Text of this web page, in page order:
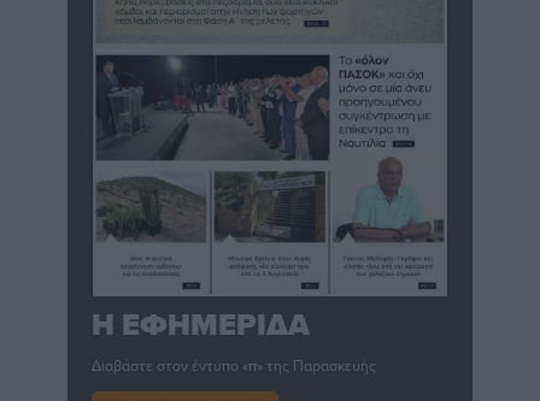
Η ΕΦΗΜΕΡΙΔΑ
Διαβάστε στον έντυπο «π» της Παρασκευής